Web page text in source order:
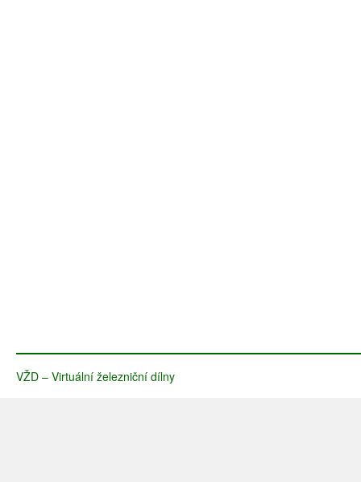
VŽD – Virtuální železniční dílny